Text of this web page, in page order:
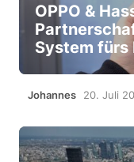
OPPO &
System fürs
Johannes 20. Juli